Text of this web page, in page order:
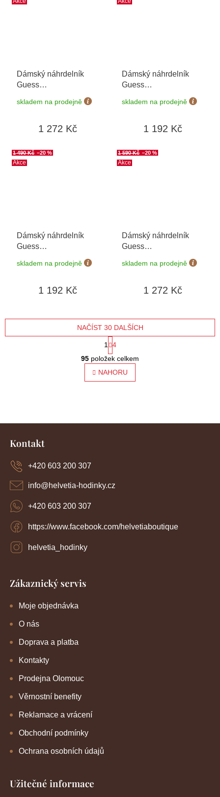
Dámský náhrdelník
Guess
JUBN01497JWYGHT/U
skladem na prodejně
1 272 Kč
Dámský náhrdelník
Guess
JUBN03041JWYGWHT/U
skladem na prodejně
1 192 Kč
Akce
1 490 Kč –20 %
Dámský náhrdelník
Guess
JUBN03124JWRHT/U
skladem na prodejně
1 192 Kč
Akce
1 590 Kč –20 %
Dámský náhrdelník
Guess
JUBN04026JWYGWHT/U
skladem na prodejně
1 272 Kč
O
v
l
á
ý
NAČÍST 30 DALŠÍCH
S
t
r
k
n
1
4
95 položek celkem
NAHORU
Z
Kontakt
info@helvetia-hodinky.cz
+420 603 200 307
https://www.facebook.com/helvetiaboutique
helvetia_hodinky
+420 603 200 307
Zákaznický servis
Moje objednávka
O nás
Doprava a platba
Kontakty
Prodejna Olomouc
Věrnostní benefity
Reklamace a vrácení
Obchodní podmínky
Ochrana osobních údajů
Užitečné informace